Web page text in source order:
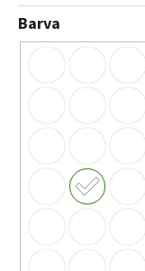
Barva